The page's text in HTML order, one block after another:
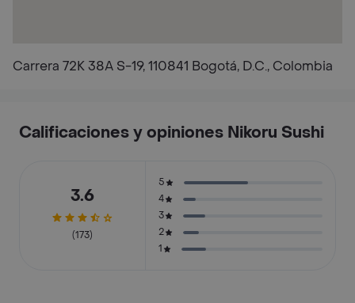
Carrera 72K 38A S-19, 110841 Bogotá, D.C., Colombia
Calificaciones y opiniones Nikoru Sushi
3.6
(173)
5
4
3
2
1